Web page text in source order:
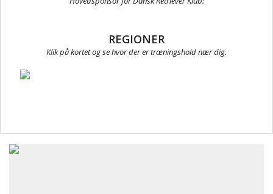
REGIONER
Klik på kortet og se hvor der er træningshold nær dig.